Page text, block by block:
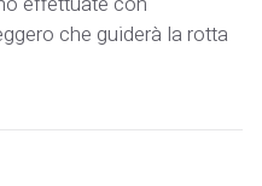
che guiderà la rotta